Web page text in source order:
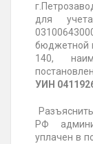
для
бюджетной
140,
УИН
РФ
уплачен в